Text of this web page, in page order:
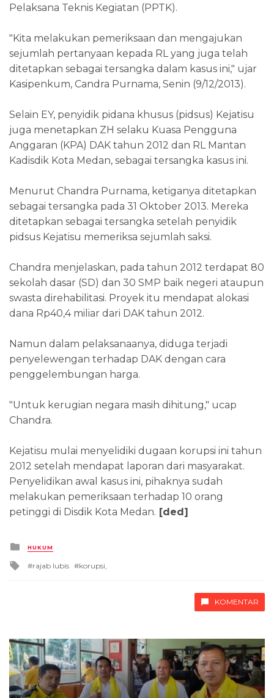
Pelaksana Teknis Kegiatan (PPTK).
"Kita melakukan pemeriksaan dan mengajukan
sejumlah pertanyaan kepada RL yang juga telah
ditetapkan sebagai tersangka dalam kasus ini," ujar
Kasipenkum, Candra Purnama, Senin (9/12/2013).
Selain EY, penyidik pidana khusus (pidsus) Kejatisu
juga menetapkan ZH selaku Kuasa Pengguna
Anggaran (KPA) DAK tahun 2012 dan RL Mantan
Kadisdik Kota Medan, sebagai tersangka kasus ini.
Menurut Chandra Purnama, ketiganya ditetapkan
sebagai tersangka pada 31 Oktober 2013. Mereka
ditetapkan sebagai tersangka setelah penyidik
pidsus Kejatisu memeriksa sejumlah saksi.
Chandra menjelaskan, pada tahun 2012 terdapat 80
sekolah dasar (SD) dan 30 SMP baik negeri ataupun
swasta direhabilitasi. Proyek itu mendapat alokasi
dana Rp40,4 miliar dari DAK tahun 2012.
Namun dalam pelaksanaanya, diduga terjadi
penyelewengan terhadap DAK dengan cara
penggelembungan harga.
"Untuk kerugian negara masih dihitung," ucap
Chandra.
Kejatisu mulai menyelidiki dugaan korupsi ini tahun
2012 setelah mendapat laporan dari masyarakat.
Penyelidikan awal kasus ini, pihaknya sudah
melakukan pemeriksaan terhadap 10 orang
petinggi di Disdik Kota Medan. [ded]
Posted
in
HUKUM
Tagged
rajab lubis korupsi,
KOMENTAR